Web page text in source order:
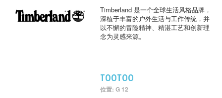
Timberland 是一个全球生活风格品牌，
深植于丰富的户外生活与工作传统，并
以不懈的冒险精神、精湛工艺和创新理
念为灵感来源。
TOOTOO
位置: G 12